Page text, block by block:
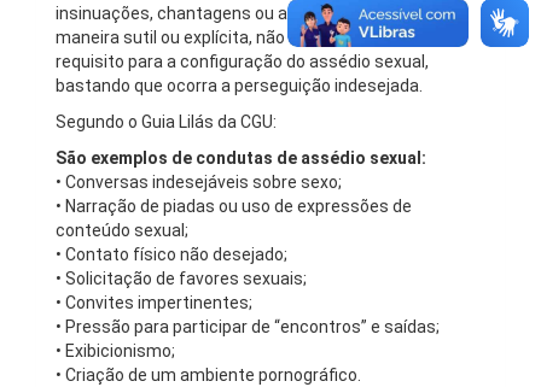
insinuações, chantagens ou ameaças; ou seja, de
maneira sutil ou explícita, não sendo o contato físico
requisito para a configuração do assédio sexual,
bastando que ocorra a perseguição indesejada.
Segundo o Guia Lilás da CGU:
São exemplos de condutas de assédio sexual:
• Conversas indesejáveis sobre sexo;
• Narração de piadas ou uso de expressões de
conteúdo sexual;
• Contato físico não desejado;
• Solicitação de favores sexuais;
• Convites impertinentes;
• Pressão para participar de “encontros” e saídas;
• Exibicionismo;
• Criação de um ambiente pornográfico.